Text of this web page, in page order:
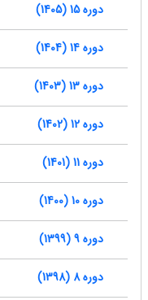
دوره 15 (1405)
دوره 14 (1404)
دوره 13 (1403)
دوره 12 (1402)
دوره 11 (1401)
دوره 10 (1400)
دوره 9 (1399)
دوره 8 (1398)